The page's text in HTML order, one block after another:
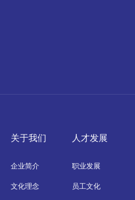
关于我们
企业简介
文化理念
人才发展
职业发展
员工文化